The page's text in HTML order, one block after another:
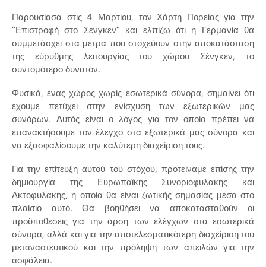
Παρουσίασα στις 4 Μαρτίου, τον Χάρτη Πορείας για την
“Επιστροφή στο Σένγκεν” και ελπίζω ότι η Γερμανία θα
συμμετάσχει στα μέτρα που στοχεύουν στην αποκατάσταση
της εύρυθμης λειτουργίας του χώρου Σένγκεν, το
συντομότερο δυνατόν.
Φυσικά, ένας χώρος χωρίς εσωτερικά σύνορα, σημαίνει ότι
έχουμε πετύχει στην ενίσχυση των εξωτερικών μας
συνόρων. Αυτός είναι ο λόγος για τον οποίο πρέπει να
επανακτήσουμε τον έλεγχο στα εξωτερικά μας σύνορα και
να εξασφαλίσουμε την καλύτερη διαχείριση τους.
Για την επίτευξη αυτού του στόχου, προτείναμε επίσης την
δημιουργία της Ευρωπαϊκής Συνοριοφυλακής και
Ακτοφυλακής, η οποία θα είναι ζωτικής σημασίας μέσα στο
πλαίσιο αυτό. Θα βοηθήσει να αποκατασταθούν οι
προϋποθέσεις για την άρση των ελέγχων στα εσωτερικά
σύνορα, αλλά και για την αποτελεσματικότερη διαχείριση του
μεταναστευτικού και την πρόληψη των απειλών για την
ασφάλεια.